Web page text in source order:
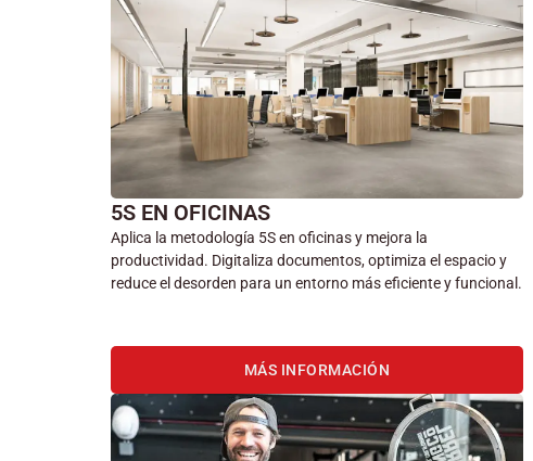
5S EN OFICINAS
Aplica la metodología 5S en oficinas y mejora la
productividad. Digitaliza documentos, optimiza el espacio y
reduce el desorden para un entorno más eficiente y funcional.
MÁS INFORMACIÓN